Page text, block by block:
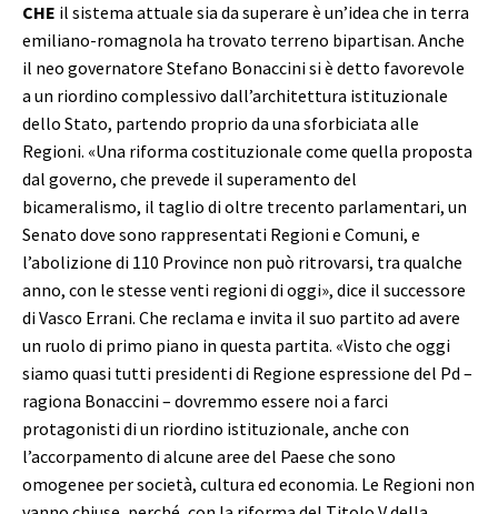
CHE il sistema attuale sia da superare è un’idea che in terra
emiliano-romagnola ha trovato terreno bipartisan. Anche
il neo governatore Stefano Bonaccini si è detto favorevole
a un riordino complessivo dall’architettura istituzionale
dello Stato, partendo proprio da una sforbiciata alle
Regioni. «Una riforma costituzionale come quella proposta
dal governo, che prevede il superamento del
bicameralismo, il taglio di oltre trecento parlamentari, un
Senato dove sono rappresentati Regioni e Comuni, e
l’abolizione di 110 Province non può ritrovarsi, tra qualche
anno, con le stesse venti regioni di oggi», dice il successore
di Vasco Errani. Che reclama e invita il suo partito ad avere
un ruolo di primo piano in questa partita. «Visto che oggi
siamo quasi tutti presidenti di Regione espressione del Pd –
ragiona Bonaccini – dovremmo essere noi a farci
protagonisti di un riordino istituzionale, anche con
l’accorpamento di alcune aree del Paese che sono
omogenee per società, cultura ed economia. Le Regioni non